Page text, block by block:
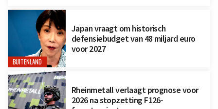
BUITENLAND
Japan vraagt om historisch
defensiebudget van 48 miljard euro
voor 2027
Rheinmetall verlaagt prognose voor
2026 na stopzetting F126-